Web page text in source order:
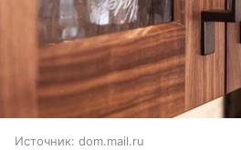
Источник: dom.mail.ru